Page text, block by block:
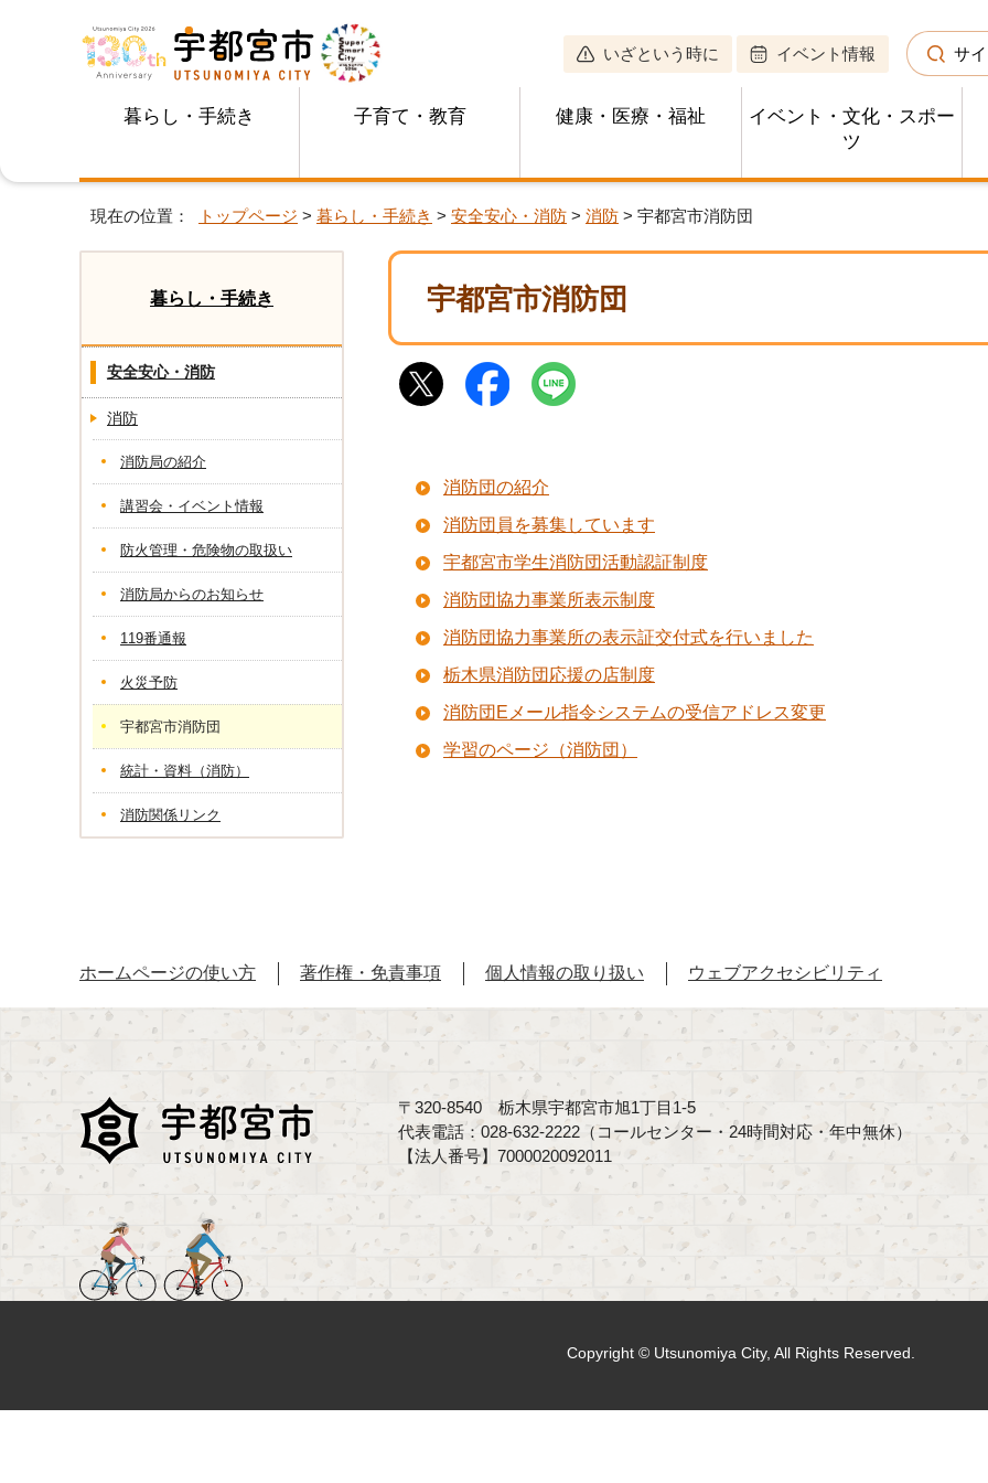
いざという時に イベント情報 サ
暮らし・手続き 子育て・教育 健康・医療・福祉
イベント・文化・スポー
ツ
現在の位置： トップページ > 暮らし・手続き > 安全安心・消防 > 消防 > 宇都宮市消防団
宇都宮市消防団
消防団の紹介
消防団員を募集しています
宇都宮市学生消防団活動認証制度
消防団協力事業所表示制度
消防団協力事業所の表示証交付式を行いました
栃木県消防団応援の店制度
消防団Eメール指令システムの受信アドレス変更
学習のページ（消防団）
暮らし・手続き
安全安心・消防
消防
消防局の紹介
講習会・イベント情報
防火管理・危険物の取扱い
消防局からのお知らせ
119番通報
火災予防
宇都宮市消防団
統計・資料（消防）
消防関係リンク
ホームページの使い方 著作権・免責事項 個人情報の取り扱い ウェブアクセシビリティ
〒320-8540 栃木県宇都宮市旭1丁目1-5
代表電話：028-632-2222（コールセンター・24時間対応・年中無休）
【法人番号】7000020092011
Copyright © Utsunomiya City, All Rights Reserved.